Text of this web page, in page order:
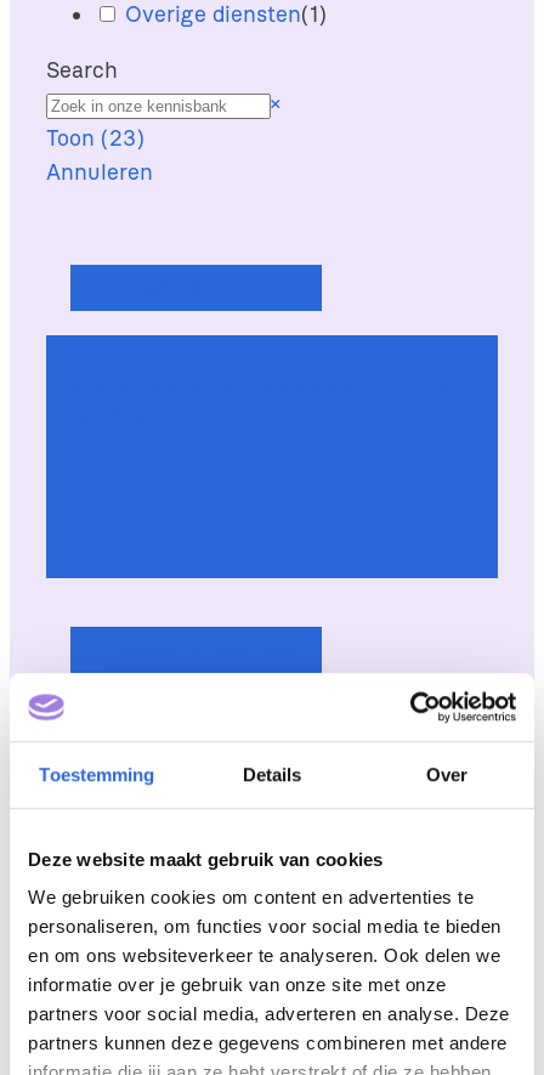
Toestemming Details Over
Deze website maakt gebruik van cookies
We gebruiken cookies om content en advertenties te
personaliseren, om functies voor social media te bieden
en om ons websiteverkeer te analyseren. Ook delen we
informatie over je gebruik van onze site met onze
partners voor social media, adverteren en analyse. Deze
partners kunnen deze gegevens combineren met andere
Overige diensten(1)
Search
Z
o
e
×
Toon (23)
Annuleren
Praktijk & ervaringen